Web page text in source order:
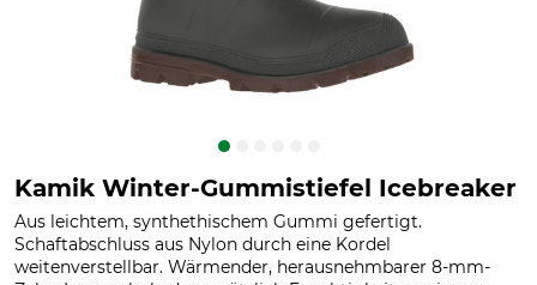
Kamik Winter-Gummistiefel Icebreaker
Aus leichtem, synthethischem Gummi gefertigt.
Schaftabschluss aus Nylon durch eine Kordel
weitenverstellbar. Wärmender, herausnehmbarer 8-mm-